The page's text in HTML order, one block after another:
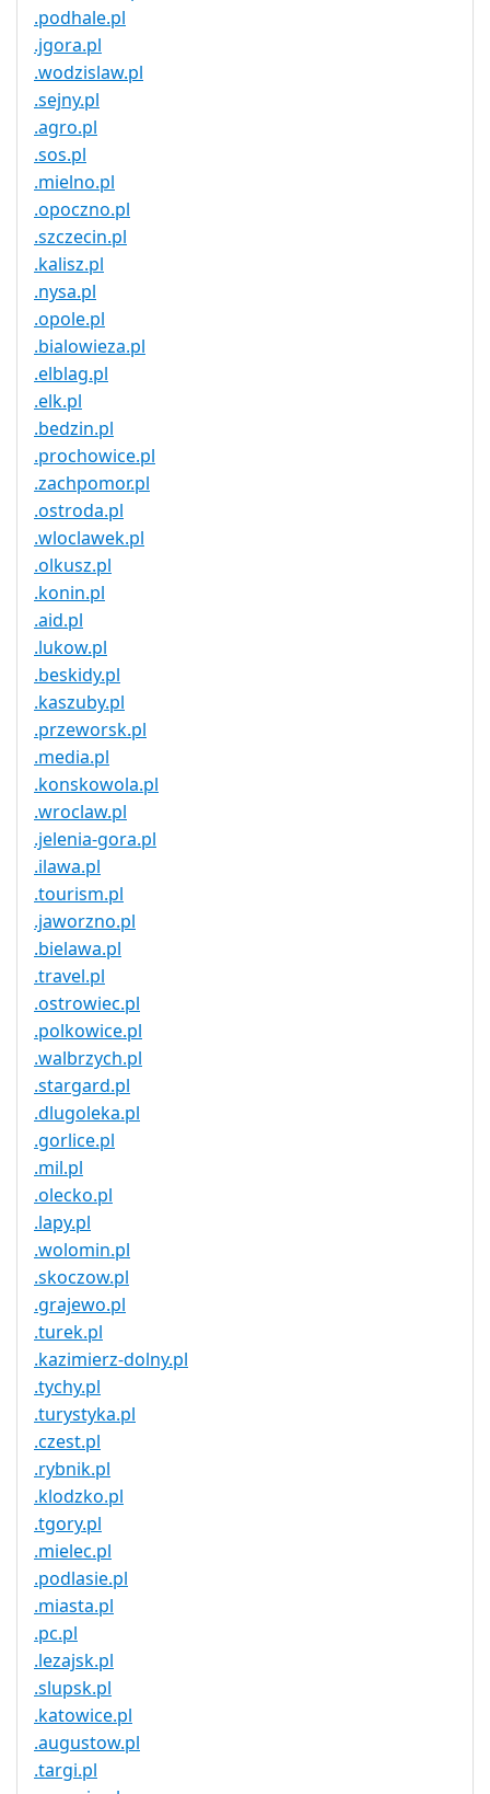
.podhale.pl
.jgora.pl
.wodzislaw.pl
.sejny.pl
.agro.pl
.sos.pl
.mielno.pl
.opoczno.pl
.szczecin.pl
.kalisz.pl
.nysa.pl
.opole.pl
.bialowieza.pl
.elblag.pl
.elk.pl
.bedzin.pl
.prochowice.pl
.zachpomor.pl
.ostroda.pl
.wloclawek.pl
.olkusz.pl
.konin.pl
.aid.pl
.lukow.pl
.beskidy.pl
.kaszuby.pl
.przeworsk.pl
.media.pl
.konskowola.pl
.wroclaw.pl
.jelenia-gora.pl
.ilawa.pl
.tourism.pl
.jaworzno.pl
.bielawa.pl
.travel.pl
.ostrowiec.pl
.polkowice.pl
.walbrzych.pl
.stargard.pl
.dlugoleka.pl
.gorlice.pl
.mil.pl
.olecko.pl
.lapy.pl
.wolomin.pl
.skoczow.pl
.grajewo.pl
.turek.pl
.kazimierz-dolny.pl
.tychy.pl
.turystyka.pl
.czest.pl
.rybnik.pl
.klodzko.pl
.tgory.pl
.mielec.pl
.podlasie.pl
.miasta.pl
.pc.pl
.lezajsk.pl
.slupsk.pl
.katowice.pl
.augustow.pl
.targi.pl